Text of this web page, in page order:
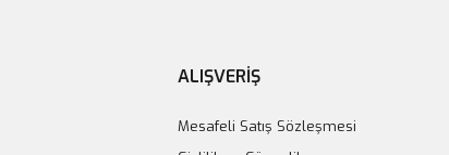
ALIŞVERİŞ
Mesafeli Satış Sözleşmesi